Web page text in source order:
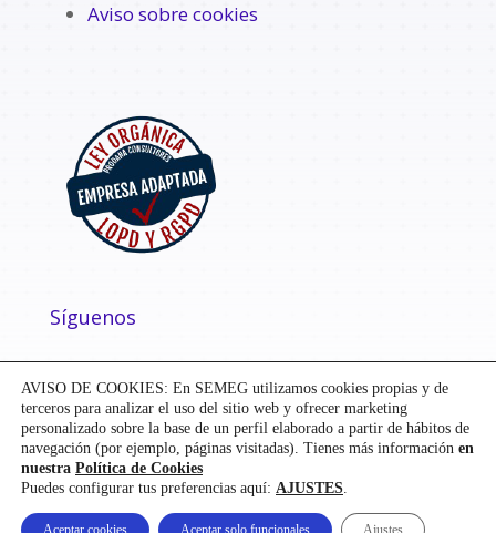
Aviso sobre cookies
Síguenos
Diseñado y desarrollado porMensaje| ©SEMEG
AVISO DE COOKIES: En SEMEG utilizamos cookies propias y de
terceros para analizar el uso del sitio web y ofrecer marketing
personalizado sobre la base de un perfil elaborado a partir de hábitos de
navegación (por ejemplo, páginas visitadas). Tienes más información en
nuestra Política de Cookies
Puedes configurar tus preferencias aquí: AJUSTES.
Aceptar cookies Aceptar solo funcionales Ajustes